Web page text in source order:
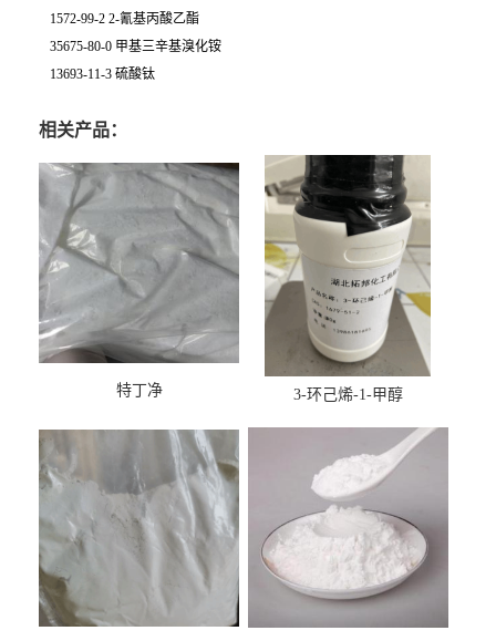
1572-99-2 2-氰基丙酸乙酯
35675-80-0 甲基三辛基溴化铵
13693-11-3 硫酸钛
相关产品：
特丁净 3-环己烯-1-甲醇